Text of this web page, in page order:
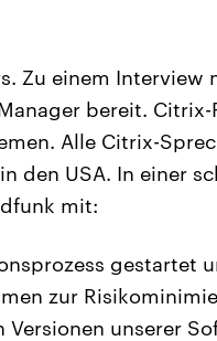
Zu einem Interview
bereit. Citrix-
Alle Citrix-
den USA. In einer
mit:
gestartet
zur
unserer